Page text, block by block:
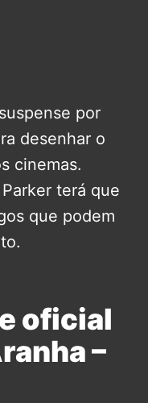
por
desenhar o
cinemas.
terá que
que podem
oficial
–